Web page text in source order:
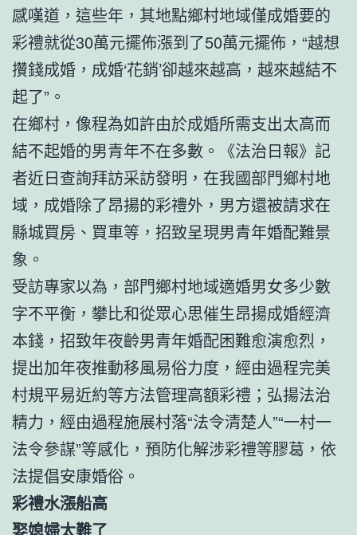
感嘆道，這些年，其地點鄉村地域僅成婚要的
彩禮就從30萬元擺佈漲到了50萬元擺佈，“越想
攢錢成婚，成婚‘花銷’卻越來越高，越來越結不
起了”。
在鄉村，像程為如許由於成婚所需支出太高而
結不起婚的男青年不在多數。《法治日報》記
者近日查詢拜訪采訪發明，在我國部門鄉村地
域，成婚除了昂揚的彩禮外，男方還被請求在
縣城買房、買車等，招致呈現男青年婚配難景
象。
受訪專家以為，部門鄉村地域適婚男女多少數
字不平衡，攀比和從眾心思催生昂揚成婚經濟
本錢，招致年夜齡男青年婚配困難愈演愈烈，
提出加年夜推動移風易俗力度，經由過程完美
村規平易近約等方法管理高額彩禮；弘揚法治
精力，經由過程施展村落“法令清楚人”“一村一
法令參謀”等感化，預防化解涉彩禮等膠葛，依
法提倡安康婚俗。
彩禮水漲船高
娶媳婦太難了